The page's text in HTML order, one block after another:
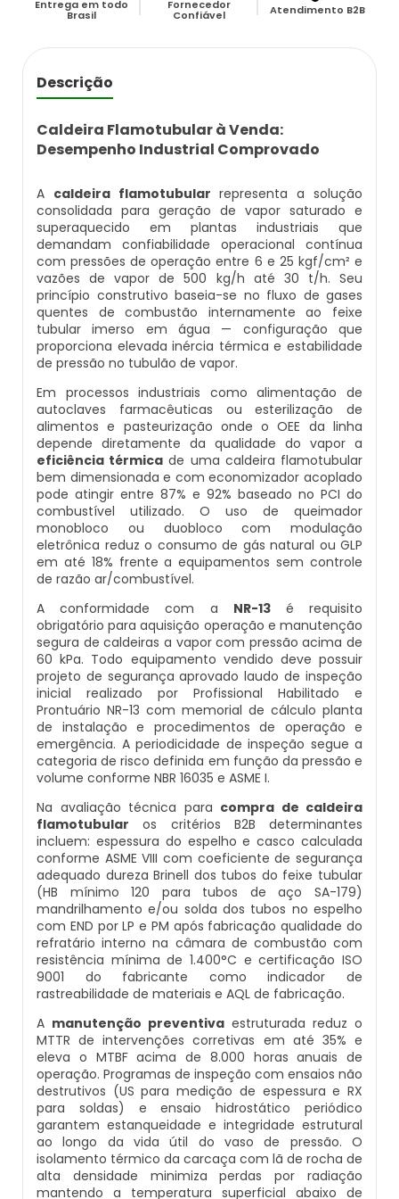
Caldeira Flamotubular Venda
Caldeira Flamotubular Vertical
Caldeira Fogotubular
Caldeira Fogotubular Horizontal
Caldeira Fogotubular Vertical
Caldeira Horizontal
Caldeira Industrial
Caldeira Industrial A Gás
Caldeira Industrial Preço
Caldeira Vertical
Caldeiraria De Fabricação E Montagem
Industrial
Caldeiraria E Montagem Industrial
Caldeiraria Industrial
Caldeiraria Pesada
Caldeiras De Recuperação De Calor Sensivel
Caldeiras E Aquecedores
Caldeiras E Vasos De Pressão
Comprar Caldeira
Controle E Automação De Caldeiras
Curso De Segurança Na Operação De
Caldeiras
Curso Operação De Caldeira
Curso Treinamento De Segurança Na
Operação De Caldeiras
Economizador Para Caldeiras
Empresa De Serviços Caldeiraria
Empresas Que Inspecionam Caldeiras
Inspeção De Caldeiras A Vapor
Inspeção De Caldeiras E Vasos De Pressão
Inspeção De Caldeiras Flamotubulares
Inspeção De Caldeiras Preço
Inspeção De Caldeiras Profissional
Habilitado
Inspeção De Integridade De Caldeiras
Inspeção De Integridade Em Caldeiras
Inspeção De Segurança Caldeira
Inspeção De Segurança De Caldeiras
Inspeção De Segurança Em Caldeiras
Inspeção De Segurança Em Caldeiras E
Vasos De Pressão
Inspeção De Segurança Em Vasos De
Pressão
Inspeção Dimensional De Caldeiraria
Inspeção Dimensional De Caldeiraria E
Tubulação
Inspeção Em Caldeiras
Inspeção Em Caldeiras Aquatubulares
Inspeção Inicial Em Caldeiras
Inspeção Nas Caldeiras
Inspeção Periodica Em Caldeiras
Manutenção E Inspeção De Caldeiras
Plano De Inspeção De Caldeiras
Empresa Que Fazem Montagem De
Caldeiras
Empresas De Caldeiraria E Montagem
Industrial
Empresas De Montagem De Caldeiras
Manutenção De Caldeiras
Manutenção De Caldeiras A Lenha
Manutenção De Caldeiras A Vapor
Manutenção De Caldeiras E Aquecedores
Manutenção De Caldeiras Em Sp
Manutenção De Caldeiras Industriais
Manutenção Em Caldeiras De Alta Pressão
Manutenção Preventiva Caldeiras
Montagem Caldeiras
Montagem De Caldeiras A Vapor
Montagem De Caldeiras Preço
Montagem De Caldeiras A Gás
Montagem De Caldeiras A Lenha
Montagem De Caldeiras A Pellets
Montagem De Caldeiras De Aquecimento
Montagem De Caldeiras Empresa
Preço Montagem De Caldeira A Gás
Caldeira A Vapor Industrial A Venda
Caldeira A Vapor Para Cozinha Industrial
Caldeira A Vapor Para Sauna
Caldeira A Vapor Pequena
Caldeira A Vapor Preço
Caldeira A Vapor Vertical
Caldeira De Vapor
Caldeira De Vapor A Gás
Caldeira De Vapor Eletrica
Caldeira Em Vapor
Caldeira Geradora De Vapor A Lenha
Caldeira Locomotiva A Vapor
Caldeira Usada A Venda
Caldeira Vapor A Lenha
Compra E Venda De Caldeiras Usadas
Comprar Caldeira A Vapor
Distribuidor De Caldeira A Vapor
Empresa De Caldeira A Vapor
Fabrica De Caldeira A Vapor
Fabricante De Caldeira A Vapor
Ferro Com Caldeira A Vapor
Fornecedor De Caldeira A Vapor
Onde Comprar Caldeira A Vapor
Peças Para Caldeira A Vapor
Caldeira A Gás Natural Preço
Caldeira A Gás Preço
Caldeira A Gás Roca
Caldeira A Gás Usada
Caldeira A Gás Vulcano
Caldeira De Aquecimento A Gás
Caldeira De Aquecimento Central A Gás
Caldeira Mural A Gás
Caldeira Mural A Gás Roca
Comprar Caldeira A Gás
Cotação De Caldeira A Gás
Distribuidor De Caldeira A Gás
Empresa De Caldeira A Gás
Empresa De Manutenção De Caldeira A Gás
Fornecedor De Caldeira A Gás
Manutenção De Caldeira A Gás
Peças Para Caldeira A Gás
Queimador De Caldeira A Gás
Queimador Para Caldeira A Gás
Serviço De Manutenção Caldeira A Gás
Valor Caldeira A Gás
Venda Caldeira A Gás
Peças De Caldeiras
Melhor Caldeira Gás Natural
Entrega em todo
Brasil
Fornecedor
Confiável Atendimento B2B
Descrição
Caldeira Flamotubular à Venda:
Desempenho Industrial Comprovado
A caldeira flamotubular representa a solução
consolidada para geração de vapor saturado e
superaquecido em plantas industriais que
demandam confiabilidade operacional contínua
com pressões de operação entre 6 e 25 kgf/cm² e
vazões de vapor de 500 kg/h até 30 t/h. Seu
princípio construtivo baseia-se no fluxo de gases
quentes de combustão internamente ao feixe
tubular imerso em água — configuração que
proporciona elevada inércia térmica e estabilidade
de pressão no tubulão de vapor.
Em processos industriais como alimentação de
autoclaves farmacêuticas ou esterilização de
alimentos e pasteurização onde o OEE da linha
depende diretamente da qualidade do vapor a
eficiência térmica de uma caldeira flamotubular
bem dimensionada e com economizador acoplado
pode atingir entre 87% e 92% baseado no PCI do
combustível utilizado. O uso de queimador
monobloco ou duobloco com modulação
eletrônica reduz o consumo de gás natural ou GLP
em até 18% frente a equipamentos sem controle
de razão ar/combustível.
A conformidade com a NR-13é requisito
obrigatório para aquisição operação e manutenção
segura de caldeiras a vapor com pressão acima de
60 kPa. Todo equipamento vendido deve possuir
projeto de segurança aprovado laudo de inspeção
inicial realizado por Profissional Habilitado e
Prontuário NR-13 com memorial de cálculo planta
de instalação e procedimentos de operação e
emergência. A periodicidade de inspeção segue a
categoria de risco definida em função da pressão e
volume conforme NBR 16035 e ASME I.
Na avaliação técnica para compra de caldeira
flamotubular os critérios B2B determinantes
incluem: espessura do espelho e casco calculada
conforme ASME VIII com coeficiente de segurança
adequado dureza Brinell dos tubos do feixe tubular
(HB mínimo 120 para tubos de aço SA-179)
mandrilhamento e/ou solda dos tubos no espelho
com END por LP e PM após fabricação qualidade do
refratário interno na câmara de combustão com
resistência mínima de 1.400°C e certificação ISO
9001 do fabricante como indicador de
rastreabilidade de materiais e AQL de fabricação.
A manutenção preventiva estruturada reduz o
MTTR de intervenções corretivas em até 35% e
eleva o MTBF acima de 8.000 horas anuais de
operação. Programas de inspeção com ensaios não
destrutivos (US para medição de espessura e RX
para soldas) e ensaio hidrostático periódico
garantem estanqueidade e integridade estrutural
ao longo da vida útil do vaso de pressão. O
isolamento térmico da carcaça com lã de rocha de
alta densidade minimiza perdas por radiação
mantendo a temperatura superficial abaixo de